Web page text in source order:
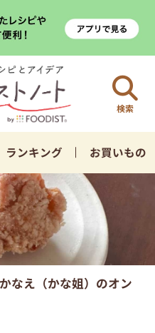
検索
ランキング お買いもの
なえ（かな姐）のオン